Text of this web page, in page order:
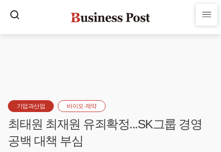
기업과산업 바이오·제약
최태원 최재원 유죄확정...SK그룹 경영
공백 대책 부심